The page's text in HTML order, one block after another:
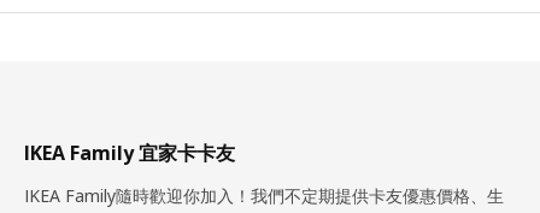
IKEA Family 宜家卡卡友
IKEA Family隨時歡迎你加入！我們不定期提供卡友優惠價格、生